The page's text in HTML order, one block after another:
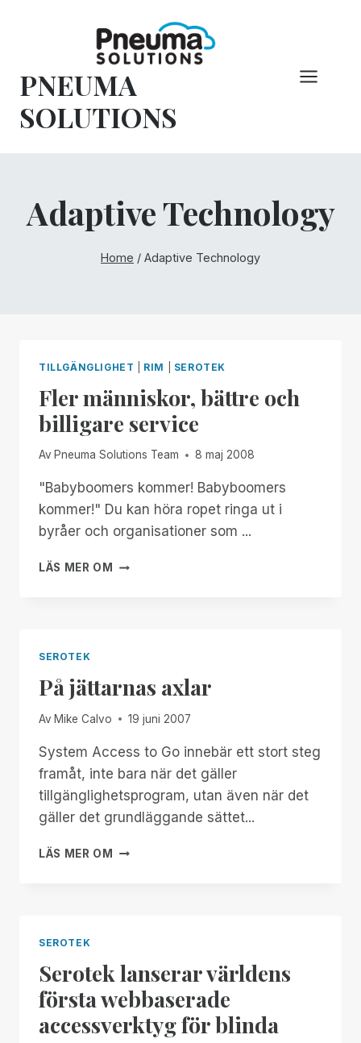
PNEUMA
SOLUTIONS
Adaptive Technology
Home / Adaptive Technology
TILLGÄNGLIGHET RIM SEROTEK
Fler människor, bättre och
billigare service
Av Pneuma Solutions Team 8 maj 2008
"Babyboomers kommer! Babyboomers
kommer!" Du kan höra ropet ringa ut i
byråer och organisationer som ...
LÄS MER OM
FLER
SEROTEK
På jättarnas axlar
Av Mike Calvo 19 juni 2007
System Access to Go innebär ett stort steg
framåt, inte bara när det gäller
tillgänglighetsprogram, utan även när det
gäller det grundläggande sättet...
LÄS MER OM
PÅ
SEROTEK
Serotek lanserar världens
första webbaserade
accessverktyg för blinda